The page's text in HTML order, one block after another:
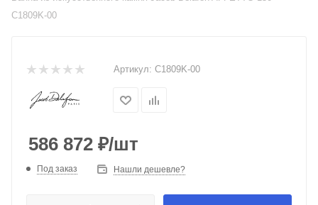
C1809K-00
Артикул: C1809K-00
586 872 ₽/шт
Под заказ Нашли дешевле?